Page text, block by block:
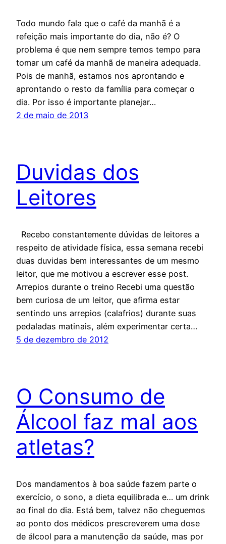
Todo mundo fala que o café da manhã é a
refeição mais importante do dia, não é? O
problema é que nem sempre temos tempo para
tomar um café da manhã de maneira adequada.
Pois de manhã, estamos nos aprontando e
aprontando o resto da família para começar o
dia. Por isso é importante planejar…
2 de maio de 2013
Duvidas dos
Leitores
Recebo constantemente dúvidas de leitores a
respeito de atividade física, essa semana recebi
duas duvidas bem interessantes de um mesmo
leitor, que me motivou a escrever esse post.
Arrepios durante o treino Recebi uma questão
bem curiosa de um leitor, que afirma estar
sentindo uns arrepios (calafrios) durante suas
pedaladas matinais, além experimentar certa…
5 de dezembro de 2012
O Consumo de
Álcool faz mal aos
atletas?
Dos mandamentos à boa saúde fazem parte o
exercício, o sono, a dieta equilibrada e… um drink
ao final do dia. Está bem, talvez não cheguemos
ao ponto dos médicos prescreverem uma dose
de álcool para a manutenção da saúde, mas por